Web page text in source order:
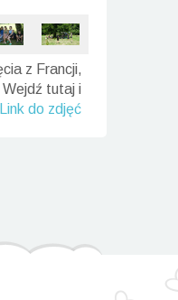
z Francji,
tutaj i
Link do zdjęć